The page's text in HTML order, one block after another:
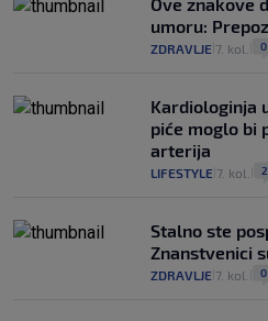
Ove znakove
umoru:
ZDRAVLJE 7. kol. 0
Kardiologinja
piće moglo bi
arterija
LIFESTYLE 7. kol. 2
Stalno ste
Znanstvenici
ZDRAVLJE 7. kol. 0